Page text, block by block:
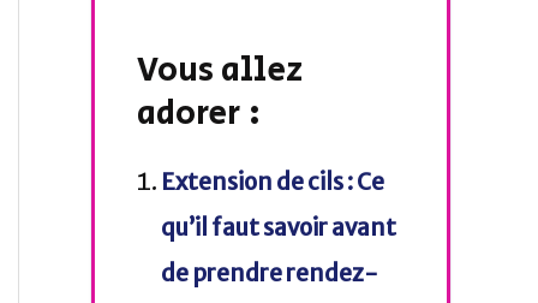
Vous allez
adorer :
Extension de cils : Ce
qu’il faut savoir avant
de prendre rendez-